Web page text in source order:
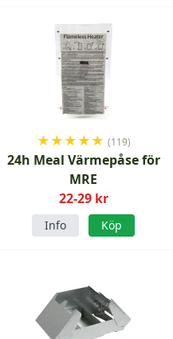
★★★★★ (119)
24h Meal Värmepåse för
MRE
22-29 kr
Info Köp